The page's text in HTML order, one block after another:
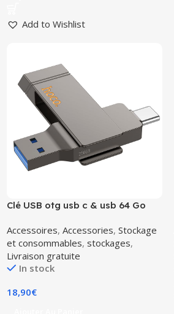
Add to Wishlist
Clé USB otg usb c & usb 64 Go
Accessoires,Accessories,Stockage
et consommables,stockages,
Livraison gratuite
In stock
18,90€